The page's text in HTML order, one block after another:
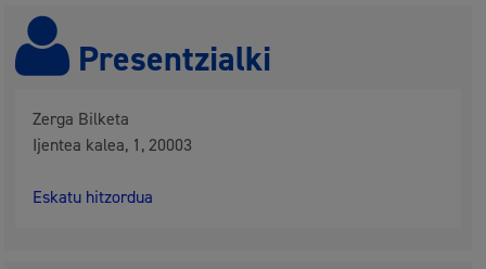
Presentzialki
Zerga Bilketa
Ijentea kalea, 1, 20003
Eskatu hitzordua